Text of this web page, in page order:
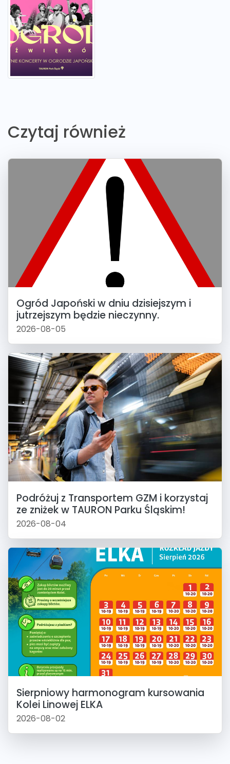
Czytaj również
Ogród Japoński w dniu dzisiejszym i
jutrzejszym będzie nieczynny.
2026-08-05
Podróżuj z Transportem GZM i korzystaj
ze zniżek w TAURON Parku Śląskim!
2026-08-04
Sierpniowy harmonogram kursowania
Kolei Linowej ELKA
2026-08-02